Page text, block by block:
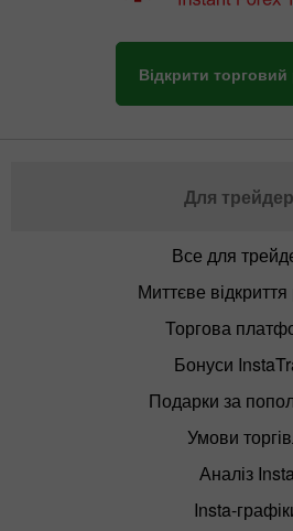
Відкрити торговий
Для
Все для
Миттєве
Торгова
Бонуси
Подарки за
Умови
Аналіз
Insta-